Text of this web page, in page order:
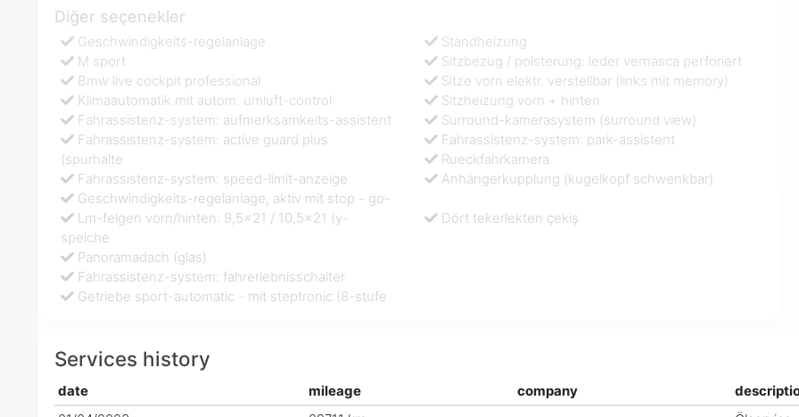
Diğer seçenekler
Geschwindigkeits-regelanlage
M sport
Bmw live cockpit professional
Klimaautomatik mit autom. umluft-control
Standheizung
Sitzbezug / polsterung: leder vernasca perforiert
Sitze vorn elektr. verstellbar (links mit memory)
Sitzheizung vorn + hinten
Fahrassistenz-system: aufmerksamkeits-assistent
Fahrassistenz-system: active guard plus
(spurhalte
Fahrassistenz-system: speed-limit-anzeige
Geschwindigkeits-regelanlage, aktiv mit stop - go-
Surround-kamerasystem (surround view)
Fahrassistenz-system: park-assistent
Rueckfahrkamera
Anhängerkupplung (kugelkopf schwenkbar)
Lm-felgen vorn/hinten: 9,5x21 / 10,5x21 (y-
speiche
Panoramadach (glas)
Fahrassistenz-system: fahrerlebnisschalter
Getriebe sport-automatic - mit steptronic (8-stufe
Dört tekerlekten çekiş
Services history
date mileage company